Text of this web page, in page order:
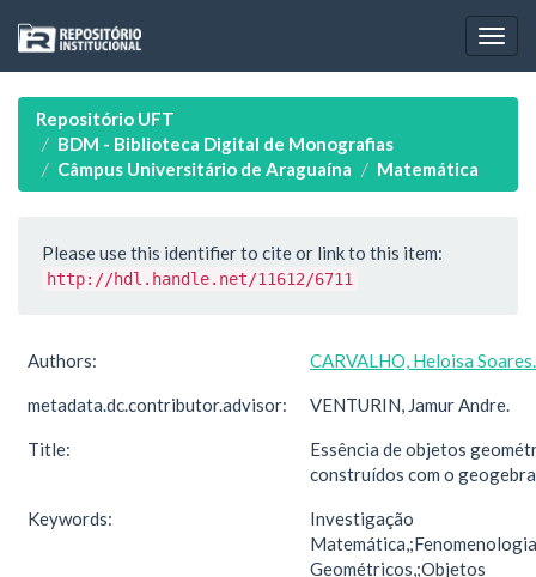
navigation
Repositório UFT
BDM - Biblioteca Digital de Monografias
Câmpus Universitário de Araguaína
Matemática
Please use this identifier to cite or link to this item:
http://hdl.handle.net/11612/6711
Authors: CARVALHO, Heloisa Soares.
metadata.dc.contributor.advisor: VENTURIN, Jamur Andre.
Title:
Essência de objetos
construídos com o
Keywords:
Investigação
Geométricos,;Objetos